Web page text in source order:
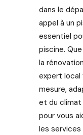
filtration,
pompe,
pompe à
robots
nettoyeurs,
abris et
volets,
et
dans le
appel à un
essentiel
piscine.
la
expert local
mesure,
et du climat
pour vous
les services